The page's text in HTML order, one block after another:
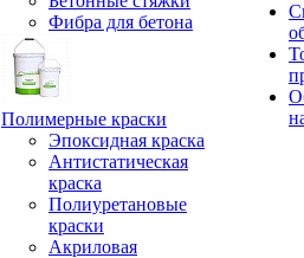
Фибра для бетона
Полимерные краски
Эпоксидная краска
Антистатическая
краска
Полиуретановые
краски
Акриловая